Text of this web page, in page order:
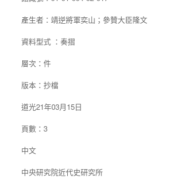
產生者：靖逆將軍奕山；參贊大臣隆文
資料型式 ：奏摺
層次：件
版本：抄檔
道光21年03月15日
頁數：3
中文
中央研究院近代史研究所